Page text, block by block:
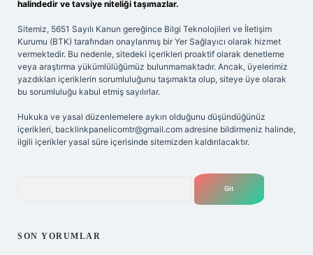
halindedir ve tavsiye niteliği taşımazlar.
Sitemiz, 5651 Sayılı Kanun gereğince Bilgi Teknolojileri ve İletişim
Kurumu (BTK) tarafından onaylanmış bir Yer Sağlayıcı olarak hizmet
vermektedir. Bu nedenle, sitedeki içerikleri proaktif olarak denetleme
veya araştırma yükümlülüğümüz bulunmamaktadır. Ancak, üyelerimiz
yazdıkları içeriklerin sorumluluğunu taşımakta olup, siteye üye olarak
bu sorumluluğu kabul etmiş sayılırlar.
Hukuka ve yasal düzenlemelere aykırı olduğunu düşündüğünüz
içerikleri, backlinkpanelicomtr@gmail.com adresine bildirmeniz halinde,
ilgili içerikler yasal süre içerisinde sitemizden kaldırılacaktır.
SON YORUMLAR